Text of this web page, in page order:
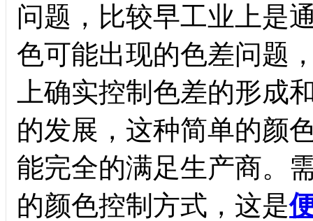
问题，比较早工业上是
色可能出现的色差问题
上确实控制色差的形成
的发展，这种简单的颜
能完全的满足生产商。
的颜色控制方式，这是